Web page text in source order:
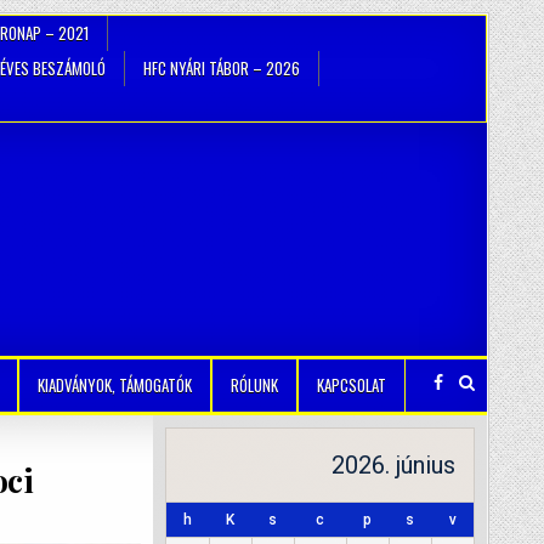
– 2021
ÉVES BESZÁMOLÓ
HFC NYÁRI TÁBOR – 2026
KIADVÁNYOK, TÁMOGATÓK RÓLUNK KAPCSOLAT
2026. június
h K s c p s v